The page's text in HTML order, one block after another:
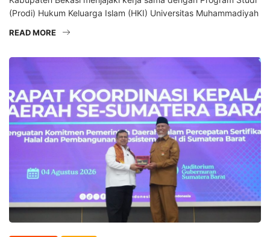
(Prodi) Hukum Keluarga Islam (HKI) Universitas Muhammadiyah
READ MORE